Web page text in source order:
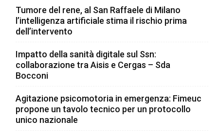
Tumore del rene, al San Raffaele di Milano
l’intelligenza artificiale stima il rischio prima
dell’intervento
Impatto della sanità digitale sul Ssn:
collaborazione tra Aisis e Cergas – Sda
Bocconi
Agitazione psicomotoria in emergenza: Fimeuc
propone un tavolo tecnico per un protocollo
unico nazionale